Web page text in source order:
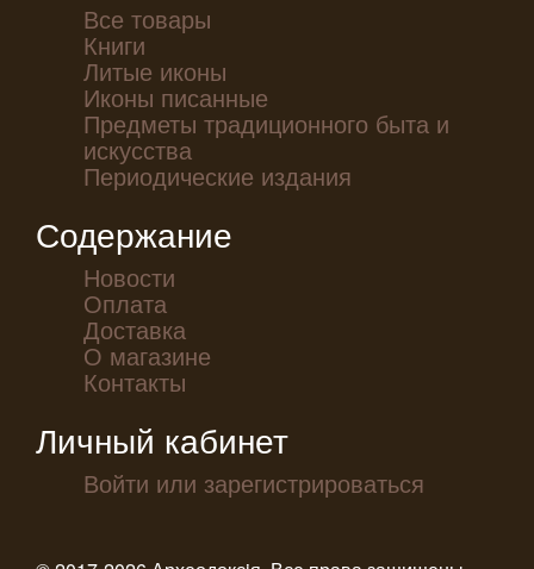
Все товары
Книги
Литые иконы
Иконы писанные
Предметы традиционного быта и
искусства
Периодические издания
Содержание
Новости
Оплата
Доставка
О магазине
Контакты
Личный кабинет
Войти или зарегистрироваться